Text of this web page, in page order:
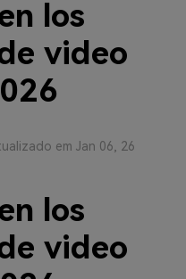
los
video
em Jan 06, 26
los
video